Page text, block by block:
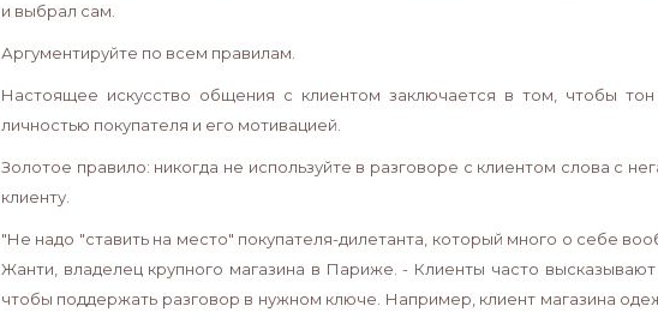
и выбрал сам.
Аргументируйте по всем правилам.
Настоящее искусство общения с клиентом заключается в том, чтобы
личностью покупателя и его мотивацией.
Золотое правило: никогда не используйте в разговоре с клиентом слова с
клиенту.
"Не надо "ставить на место" покупателя-дилетанта, который много о себе
Жанти, владелец крупного магазина в Париже. - Клиенты часто
чтобы поддержать разговор в нужном ключе. Например, клиент магазина